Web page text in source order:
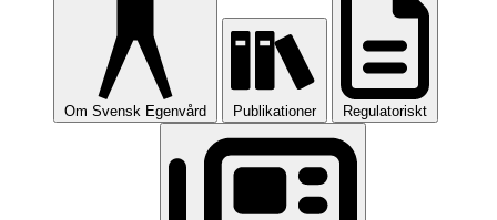
Om Svensk Egenvård Publikationer Regulatoriskt